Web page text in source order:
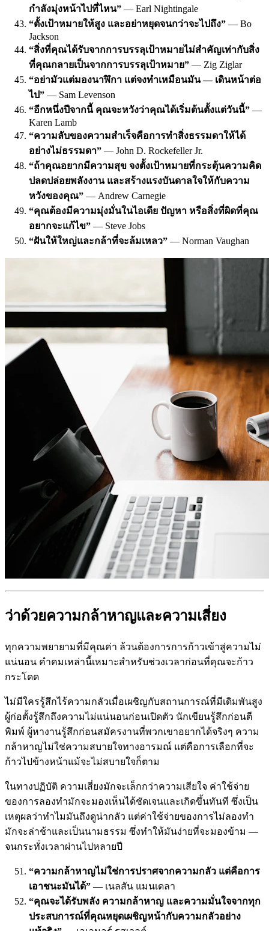
กำลังมุ่งหน้าไปที่ไหน” — Earl Nightingale
“ตั้งเป้าหมายให้สูง และอย่าหยุดจนกว่าจะไปถึง” — Bo
Jackson
“สิ่งที่คุณได้รับจากการบรรลุเป้าหมายไม่สำคัญเท่ากับสิ่ง
ที่คุณกลายเป็นจากการบรรลุเป้าหมาย” — Zig Ziglar
“อย่ามัวแต่มองนาฬิกา แต่จงทำเหมือนมัน — เดินหน้าต่อ
ไป” — Sam Levenson
“อีกหนึ่งปีจากนี้ คุณจะหวังว่าคุณได้เริ่มต้นตั้งแต่วันนี้” —
Karen Lamb
“ความลับของความสำเร็จคือการทำสิ่งธรรมดาให้ได้
อย่างไม่ธรรมดา” — John D. Rockefeller Jr.
“ถ้าคุณอยากมีความสุข จงตั้งเป้าหมายที่กระตุ้นความคิด
ปลดปล่อยพลังงาน และสร้างแรงบันดาลใจให้กับความ
หวังของคุณ” — Andrew Carnegie
“คุณต้องมีความมุ่งมั่นในไอเดีย ปัญหา หรือสิ่งที่ผิดที่คุณ
อยากจะแก้ไข” — Steve Jobs
“ฝันให้ใหญ่และกล้าที่จะล้มเหลว” — Norman Vaughan
ว่าด้วยความกล้าหาญและความเสี่ยง
ทุกความพยายามที่มีคุณค่า ล้วนต้องการการก้าวเข้าสู่ความไม่
แน่นอน คำคมเหล่านี้เหมาะสำหรับช่วงเวลาก่อนที่คุณจะก้าว
กระโดด
ไม่มีใครรู้สึกไร้ความกลัวเมื่อเผชิญกับสถานการณ์ที่มีเดิมพันสูง
ผู้ก่อตั้งรู้สึกถึงความไม่แน่นอนก่อนเปิดตัว นักเขียนรู้สึกก่อนตี
พิมพ์ ผู้หางานรู้สึกก่อนสมัครงานที่พวกเขาอยากได้จริงๆ ความ
กล้าหาญไม่ใช่ความสบายใจทางอารมณ์ แต่คือการเลือกที่จะ
ก้าวไปข้างหน้าแม้จะไม่สบายใจก็ตาม
ในทางปฏิบัติ ความเสี่ยงมักจะเล็กกว่าความเสียใจ ค่าใช้จ่าย
ของการลองทำมักจะมองเห็นได้ชัดเจนและเกิดขึ้นทันที ซึ่งเป็น
เหตุผลว่าทำไมมันถึงดูน่ากลัว แต่ค่าใช้จ่ายของการไม่ลองทำ
มักจะล่าช้าและเป็นนามธรรม ซึ่งทำให้มันง่ายที่จะมองข้าม —
จนกระทั่งเวลาผ่านไปหลายปี
“ความกล้าหาญไม่ใช่การปราศจากความกลัว แต่คือการ
เอาชนะมันได้” — เนลสัน แมนเดลา
“คุณจะได้รับพลัง ความกล้าหาญ และความมั่นใจจากทุก
ประสบการณ์ที่คุณหยุดเผชิญหน้ากับความกลัวอย่าง